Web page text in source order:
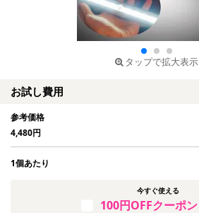
タップで拡大表示
お試し費用
参考価格
4,480円
1個あたり
今すぐ使える
100円OFFクーポン